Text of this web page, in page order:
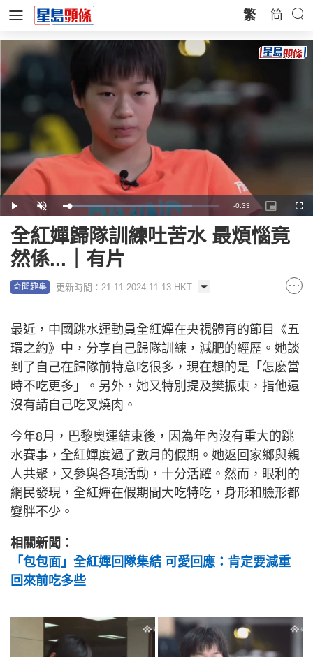
繁 简
Play Unmute Loaded:
82.37%
Remaining
Time
-0:33
Picture-
in-
全紅嬋歸隊訓練吐苦水 最煩惱竟
然係...｜有片
奇聞趣事 更新時間：21:11 2024-11-13 HKT
最近，中國跳水運動員全紅嬋在央視體育的節目《五
環之約》中，分享自己歸隊訓練，減肥的經歷。她談
到了自己在歸隊前特意吃很多，現在想的是「怎麽當
時不吃更多」。另外，她又特別提及樊振東，指他還
沒有請自己吃叉燒肉。
今年8月，巴黎奧運結束後，因為年內沒有重大的跳
水賽事，全紅嬋度過了數月的假期。她返回家鄉與親
人共聚，又參與各項活動，十分活躍。然而，眼利的
網民發現，全紅嬋在假期間大吃特吃，身形和臉形都
變胖不少。
相關新聞：
「包包面」全紅嬋回隊集結 可愛回應：肯定要減重
回來前吃多些